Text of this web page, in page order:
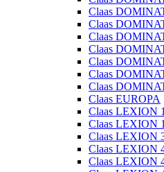
Claas
Claas
Claas
Claas
Claas
Claas
Claas
Claas EUROPA
Claas LEXION
Claas LEXION
Claas LEXION
Claas LEXION
Claas LEXION